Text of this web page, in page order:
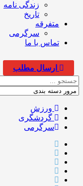
زندگی نامه
تاریخ
متفرقه
سرگرمی
تماس با ما
ارسال مطلب
ورزش
گردشگری
سرگرمی